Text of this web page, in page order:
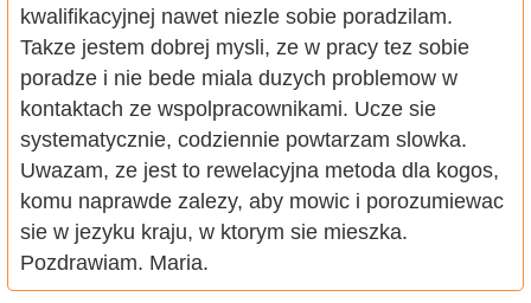
kwalifikacyjnej nawet niezle sobie poradzilam.
Takze jestem dobrej mysli, ze w pracy tez sobie
poradze i nie bede miala duzych problemow w
kontaktach ze wspolpracownikami. Ucze sie
systematycznie, codziennie powtarzam slowka.
Uwazam, ze jest to rewelacyjna metoda dla kogos,
komu naprawde zalezy, aby mowic i porozumiewac
sie w jezyku kraju, w ktorym sie mieszka.
Pozdrawiam. Maria.